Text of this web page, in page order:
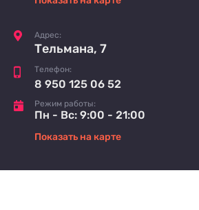
Адрес:
Тельмана, 7
Телефон:
8 950 125 06 52
Режим работы:
Пн - Вс: 9:00 - 21:00
Показать на карте